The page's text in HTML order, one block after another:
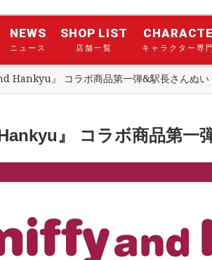
NEWS
ニュース
SHOP LIST
店舗一覧 キャラクター専
Hankyu』 コラボ商品第一弾&駅長さんぬい
』 コラボ商品第一